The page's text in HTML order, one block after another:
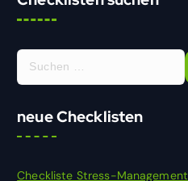
S
h
neue Checklisten
Checkliste Stress-Management